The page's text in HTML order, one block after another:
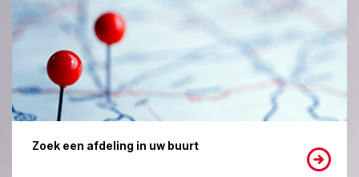
Zoek een afdeling in uw buurt